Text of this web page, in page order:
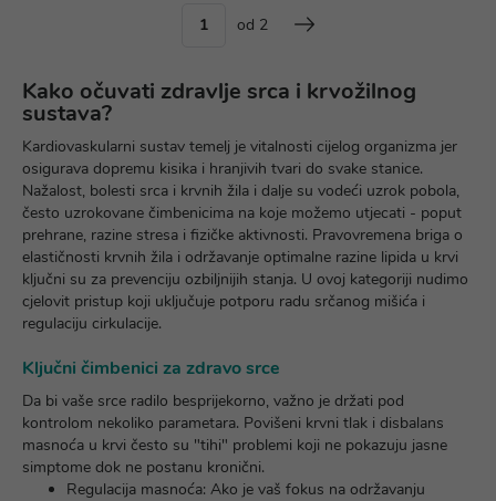
od 2
Kako očuvati zdravlje srca i krvožilnog
sustava?
Kardiovaskularni sustav temelj je vitalnosti cijelog organizma jer
osigurava dopremu kisika i hranjivih tvari do svake stanice.
Nažalost, bolesti srca i krvnih žila i dalje su vodeći uzrok pobola,
često uzrokovane čimbenicima na koje možemo utjecati - poput
prehrane, razine stresa i fizičke aktivnosti. Pravovremena briga o
elastičnosti krvnih žila i održavanje optimalne razine lipida u krvi
ključni su za prevenciju ozbiljnijih stanja. U ovoj kategoriji nudimo
cjelovit pristup koji uključuje potporu radu srčanog mišića i
regulaciju cirkulacije.
Ključni čimbenici za zdravo srce
Da bi vaše srce radilo besprijekorno, važno je držati pod
kontrolom nekoliko parametara. Povišeni krvni tlak i disbalans
masnoća u krvi često su "tihi" problemi koji ne pokazuju jasne
simptome dok ne postanu kronični.
Regulacija masnoća: Ako je vaš fokus na održavanju